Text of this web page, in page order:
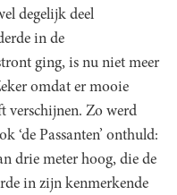
degelijk deel
in de
ging, is nu niet meer
omdat er mooie
verschijnen. Zo werd
‘de Passanten’ onthuld:
drie meter hoog, die de
in zijn kenmerkende